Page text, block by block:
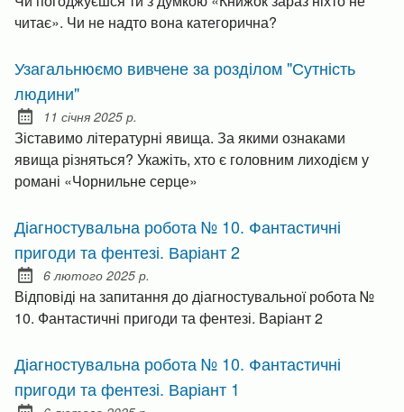
читає». Чи не надто вона категорична?
Узагальнюємо вивчене за розділом "Сутність
людини"
Posted on:
11 січня 2025 р.
Зіставимо літературні явища. За якими ознаками
явища різняться? Укажіть, хто є головним лиходієм у
романі «Чорнильне серце»
Діагностувальна робота № 10. Фантастичні
пригоди та фентезі. Варіант 2
Posted on:
6 лютого 2025 р.
Відповіді на запитання до діагностувальної робота №
10. Фантастичні пригоди та фентезі. Варіант 2
Діагностувальна робота № 10. Фантастичні
пригоди та фентезі. Варіант 1